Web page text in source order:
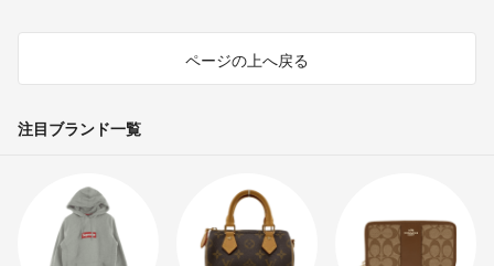
ページの上へ戻る
注目ブランド一覧